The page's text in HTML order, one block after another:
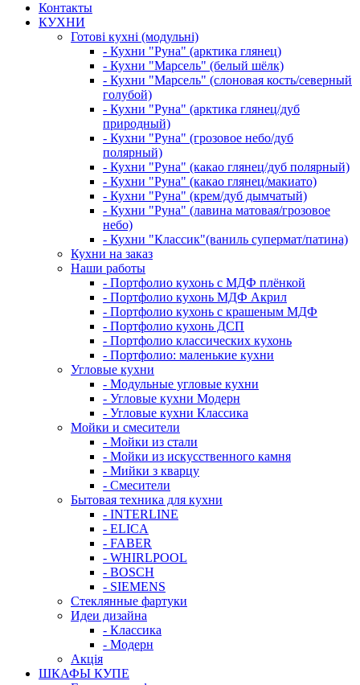
Контакты
КУХНИ
Готові кухні (модульні)
- Кухни "Руна" (арктика глянец)
- Кухни "Марсель" (белый шёлк)
- Кухни "Марсель" (слоновая кость/северный
голубой)
- Кухни "Руна" (арктика глянец/дуб
природный)
- Кухни "Руна" (грозовое небо/дуб
полярный)
- Кухни "Руна" (какао глянец/дуб полярный)
- Кухни "Руна" (какао глянец/макиато)
- Кухни "Руна" (крем/дуб дымчатый)
- Кухни "Руна" (лавина матовая/грозовое
небо)
- Кухни "Классик"(ваниль супермат/патина)
Кухни на заказ
Наши работы
- Портфолио кухонь с МДФ плёнкой
- Портфолио кухонь МДФ Акрил
- Портфолио кухонь с крашеным МДФ
- Портфолио кухонь ДСП
- Портфолио классических кухонь
- Портфолио: маленькие кухни
Угловые кухни
- Модульные угловые кухни
- Угловые кухни Модерн
- Угловые кухни Классика
Мойки и смесители
- Мойки из стали
- Мойки из искусственного камня
- Мийки з кварцу
- Смесители
Бытовая техника для кухни
- INTERLINE
- ELICA
- FABER
- WHIRLPOOL
- BOSCH
- SIEMENS
Стеклянные фартуки
Идеи дизайна
- Класcика
- Модерн
Акція
ШКАФЫ КУПЕ